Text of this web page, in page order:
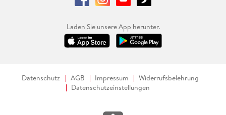
Laden Sie unsere App herunter.
Datenschutz AGB Impressum
Widerrufsbelehrung
Datenschutzeinstellungen